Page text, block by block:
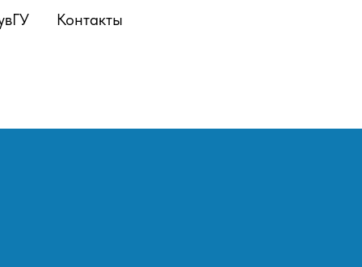
Контакты